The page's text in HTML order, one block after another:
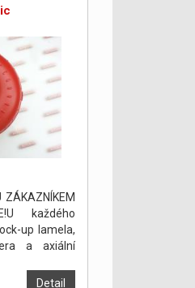
ZÁKAZNÍKEM
každého
up lamela,
a axiální
Detail